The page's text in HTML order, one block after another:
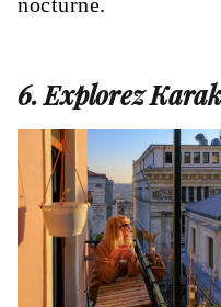
6. Explorez